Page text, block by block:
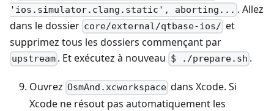
'ios.simulator.clang.static', aborting... . Allez
dans le dossier core/external/qtbase-ios/ et
supprimez tous les dossiers commençant par
upstream . Et exécutez à nouveau $ ./prepare.sh .
Ouvrez OsmAnd.xcworkspace dans Xcode. Si
Xcode ne résout pas automatiquement les